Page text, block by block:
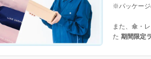
※パッケージ
また、傘・
た 期間限定